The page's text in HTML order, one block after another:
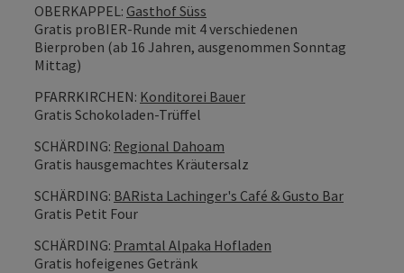
OBERKAPPEL: Gasthof Süss
Gratis proBIER-Runde mit 4 verschiedenen
Bierproben (ab 16 Jahren, ausgenommen Sonntag
Mittag)
PFARRKIRCHEN: Konditorei Bauer
Gratis Schokoladen-Trüffel
SCHÄRDING: Regional Dahoam
Gratis hausgemachtes Kräutersalz
SCHÄRDING: BARista Lachinger's Café & Gusto Bar
Gratis Petit Four
SCHÄRDING: Pramtal Alpaka Hofladen
Gratis hofeigenes Getränk